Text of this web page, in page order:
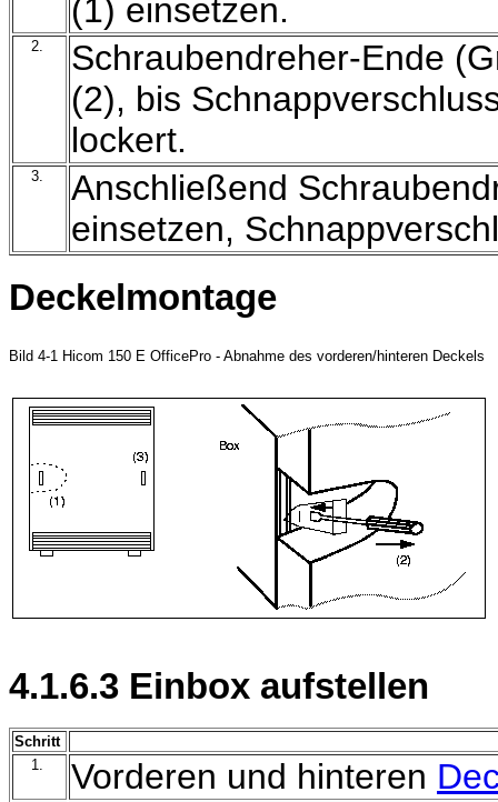
(1) einsetzen.
2.
Schraubendreher-Ende
(2), bis
lockert.
3.
Anschließend
einsetzen,
Deckelmontage
Bild 4-1 Hicom 150 E OfficePro - Abnahme des vorderen/hinteren Deckels
4.1.6.3 Einbox aufstellen
Schritt
1.
Vorderen und hinteren